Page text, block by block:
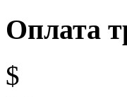
Оплата
$